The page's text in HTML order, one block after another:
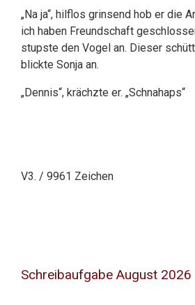
„Na ja“, hilflos grinsend hob er die
ich haben Freundschaft
stupste den Vogel an. Dieser
blickte Sonja an.
„Dennis“, krächzte er. „Schnahaps“
V3. / 9961 Zeichen
Schreibaufgabe August 2026